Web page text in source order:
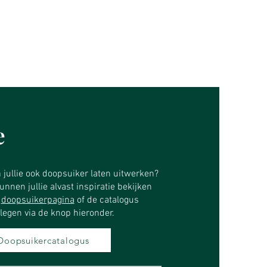
jullie ook doopsuiker laten uitwerken?
jullie alvast inspiratie bekijken
doopsuikerpaginaof de catalogus
via de knop hieronder.​